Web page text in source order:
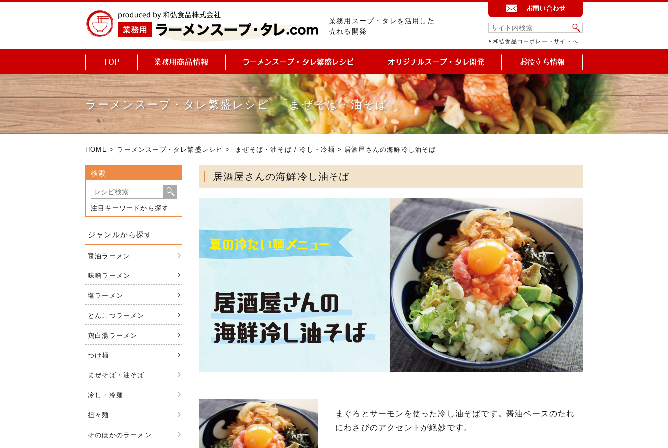
業務用スープ・タレを活用した
売れる開発
和弘食品コーポレートサイトへ
ラーメンスープ・タレ繁盛レシピ 「まぜそば・油そば」
HOME > ラーメンスープ・タレ繁盛レシピ > まぜそば・油そば /冷し・冷麺 > 居酒屋さんの海鮮冷し油そば
居酒屋さんの海鮮冷し油そば
まぐろとサーモンを使った冷し油そばです。醤油ベースのたれ
にわさびのアクセントが絶妙です。
検索
注目キーワードから探す
ジャンルから探す
醤油ラーメン
味噌ラーメン
塩ラーメン
とんこつラーメン
鶏白湯ラーメン
つけ麺
まぜそば・油そば
冷し・冷麺
担々麺
そのほかのラーメン